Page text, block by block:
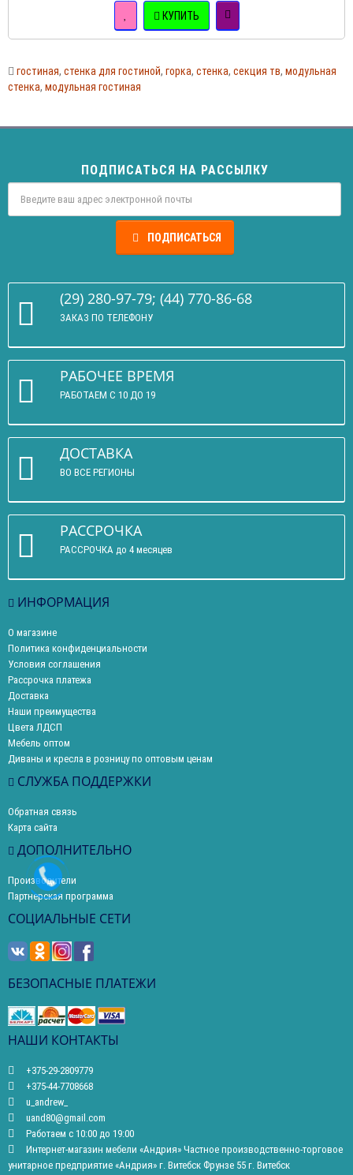
КУПИТЬ
гостиная, стенка для гостиной, горка, стенка, секция тв, модульная
стенка, модульная гостиная
ПОДПИСАТЬСЯ НА РАССЫЛКУ
ПОДПИСАТЬСЯ
(29) 280-97-79; (44) 770-86-68
ЗАКАЗ ПО ТЕЛЕФОНУ
РАБОЧЕЕ ВРЕМЯ
РАБОТАЕМ С 10 ДО 19
ДОСТАВКА
ВО ВСЕ РЕГИОНЫ
РАССРОЧКА
РАССРОЧКА до 4 месяцев
ИНФОРМАЦИЯ
О магазине
Политика конфиденциальности
Условия соглашения
Рассрочка платежа
Доставка
Наши преимущества
Цвета ЛДСП
Мебель оптом
Диваны и кресла в розницу по оптовым ценам
СЛУЖБА ПОДДЕРЖКИ
Обратная связь
Карта сайта
ДОПОЛНИТЕЛЬНО
Производители
Партнерская программа
СОЦИАЛЬНЫЕ СЕТИ
БЕЗОПАСНЫЕ ПЛАТЕЖИ
НАШИ КОНТАКТЫ
+375-29-2809779
+375-44-7708668
u_andrew_
uand80@gmail.com
Работаем с 10:00 до 19:00
Интернет-магазин мебели «Андрия» Частное производственно-торговое
унитарное предприятие «Андрия» г. Витебск Фрунзе 55 г. Витебск